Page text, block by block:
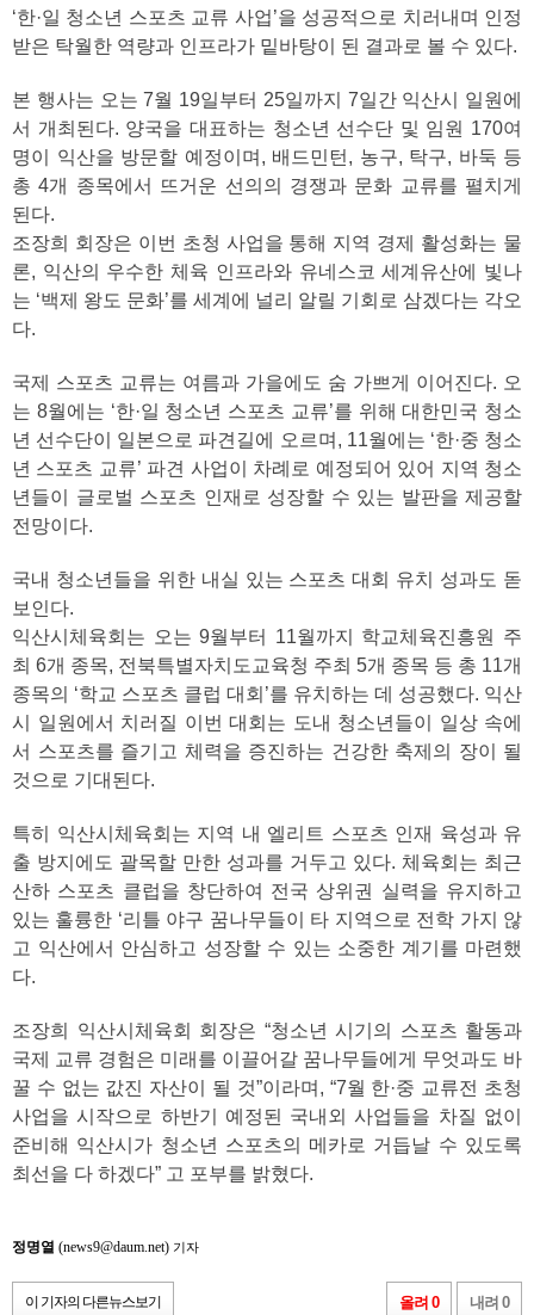
‘한·일 청소년 스포츠 교류 사업’을 성공적으로 치러내며 인정
받은 탁월한 역량과 인프라가 밑바탕이 된 결과로 볼 수 있다.
본 행사는 오는 7월 19일부터 25일까지 7일간 익산시 일원에
서 개최된다. 양국을 대표하는 청소년 선수단 및 임원 170여
명이 익산을 방문할 예정이며, 배드민턴, 농구, 탁구, 바둑 등
총 4개 종목에서 뜨거운 선의의 경쟁과 문화 교류를 펼치게
된다.
조장희 회장은 이번 초청 사업을 통해 지역 경제 활성화는 물
론, 익산의 우수한 체육 인프라와 유네스코 세계유산에 빛나
는 ‘백제 왕도 문화’를 세계에 널리 알릴 기회로 삼겠다는 각오
다.
국제 스포츠 교류는 여름과 가을에도 숨 가쁘게 이어진다. 오
는 8월에는 ‘한·일 청소년 스포츠 교류’를 위해 대한민국 청소
년 선수단이 일본으로 파견길에 오르며, 11월에는 ‘한·중 청소
년 스포츠 교류’ 파견 사업이 차례로 예정되어 있어 지역 청소
년들이 글로벌 스포츠 인재로 성장할 수 있는 발판을 제공할
전망이다.
국내 청소년들을 위한 내실 있는 스포츠 대회 유치 성과도 돋
보인다.
익산시체육회는 오는 9월부터 11월까지 학교체육진흥원 주
최 6개 종목, 전북특별자치도교육청 주최 5개 종목 등 총 11개
종목의 ‘학교 스포츠 클럽 대회’를 유치하는 데 성공했다. 익산
시 일원에서 치러질 이번 대회는 도내 청소년들이 일상 속에
서 스포츠를 즐기고 체력을 증진하는 건강한 축제의 장이 될
것으로 기대된다.
특히 익산시체육회는 지역 내 엘리트 스포츠 인재 육성과 유
출 방지에도 괄목할 만한 성과를 거두고 있다. 체육회는 최근
산하 스포츠 클럽을 창단하여 전국 상위권 실력을 유지하고
있는 훌륭한 ‘리틀 야구 꿈나무들이 타 지역으로 전학 가지 않
고 익산에서 안심하고 성장할 수 있는 소중한 계기를 마련했
다.
조장희 익산시체육회 회장은 “청소년 시기의 스포츠 활동과
국제 교류 경험은 미래를 이끌어갈 꿈나무들에게 무엇과도 바
꿀 수 없는 값진 자산이 될 것”이라며, “7월 한·중 교류전 초청
사업을 시작으로 하반기 예정된 국내외 사업들을 차질 없이
준비해 익산시가 청소년 스포츠의 메카로 거듭날 수 있도록
최선을 다 하겠다” 고 포부를 밝혔다.
정명열 (news9@daum.net) 기자
이 기자의 다른뉴스보기 올려 0 내려 0